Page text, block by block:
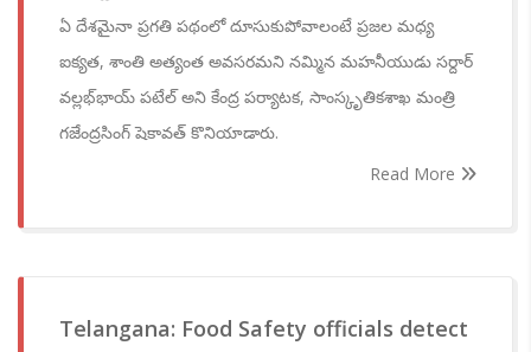
ఏ దేశమైనా ప్రగతి పథంలో దూసుకుపోవాలంటే ప్రజల మధ్య
ఐక్యత, శాంతి అత్యంత అవసరమని నమ్మిన మహనీయుడు సర్దార్
వల్లభ్‌భాయ్ పటేల్ అని కేంద్ర పర్యాటక, సాంస్కృతికశాఖ మంత్రి
గజేంద్రసింగ్ షెకావత్ కొనియాడారు.
Read More
Telangana: Food Safety officials detect